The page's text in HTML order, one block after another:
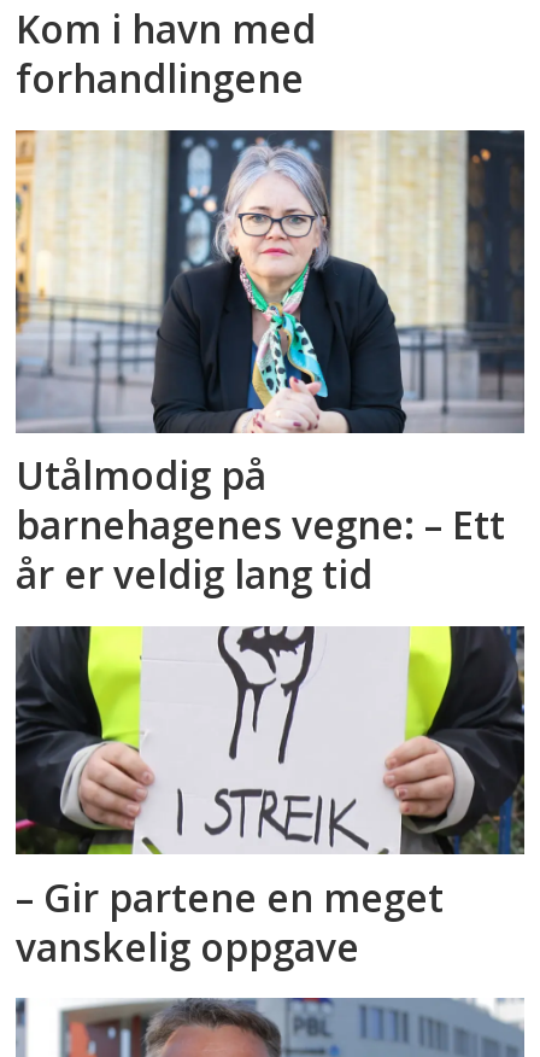
Kom i havn med
forhandlingene
Utålmodig på
barnehagenes vegne: – Ett
år er veldig lang tid
– Gir partene en meget
vanskelig oppgave